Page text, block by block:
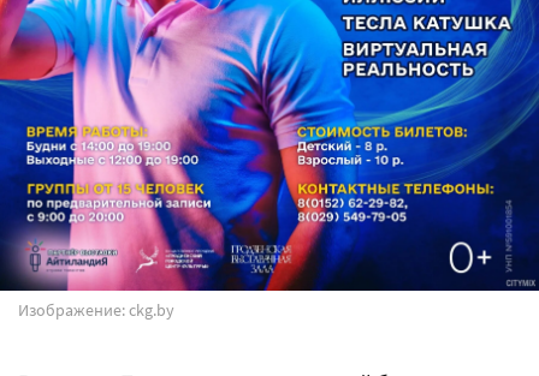
Изображение: ckg.by